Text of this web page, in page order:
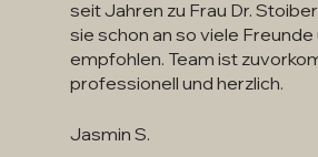
seit Jahren zu Frau Dr.
sie schon an so viele Freunde
empfohlen. Team ist
professionell und herzlich.
Jasmin S.